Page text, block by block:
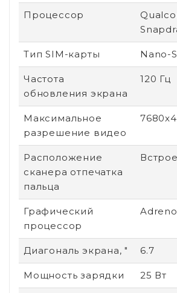
Процессор
Тип SIM-карты Nano-
Частота
обновления экрана
120 Гц
Максимальное
разрешение видео
Расположение
сканера отпечатка
пальца
Графический
процессор
Диагональ экрана, " 6.7
Мощность зарядки 25 Вт